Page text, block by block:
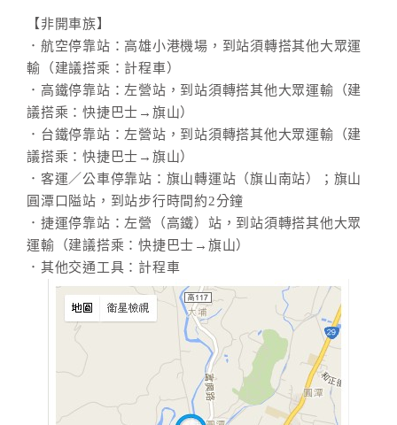
【非開車族】
．航空停靠站：高雄小港機場，到站須轉搭其他大眾運
輸（建議搭乘：計程車）
．高鐵停靠站：左營站，到站須轉搭其他大眾運輸（建
議搭乘：快捷巴士→旗山）
．台鐵停靠站：左營站，到站須轉搭其他大眾運輸（建
議搭乘：快捷巴士→旗山）
．客運／公車停靠站：旗山轉運站（旗山南站）；旗山
圓潭口隘站，到站步行時間約2分鐘
．捷運停靠站：左營（高鐵）站，到站須轉搭其他大眾
運輸（建議搭乘：快捷巴士→旗山）
．其他交通工具：計程車